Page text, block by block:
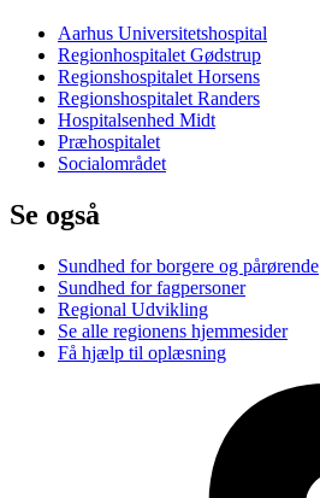
Aarhus Universitetshospital
Regionhospitalet Gødstrup
Regionshospitalet Horsens
Regionshospitalet Randers
Hospitalsenhed Midt
Præhospitalet
Socialområdet
Se også
Sundhed for borgere og pårørende
Sundhed for fagpersoner
Regional Udvikling
Se alle regionens hjemmesider
Få hjælp til oplæsning